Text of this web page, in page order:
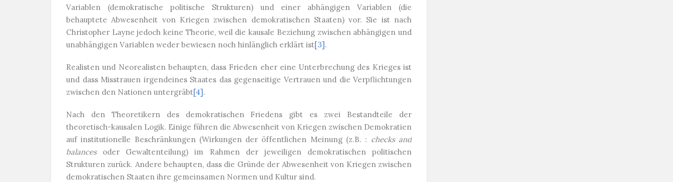
Variablen (demokratische politische Strukturen) und einer abhängigen Variablen (die
behauptete Abwesenheit von Kriegen zwischen demokratischen Staaten) vor. Sie ist nach
Christopher Layne jedoch keine Theorie, weil die kausale Beziehung zwischen abhängigen und
unabhängigen Variablen weder bewiesen noch hinlänglich erklärt ist[3].
Realisten und Neorealisten behaupten, dass Frieden eher eine Unterbrechung des Krieges ist
und dass Misstrauen irgendeines Staates das gegenseitige Vertrauen und die Verpflichtungen
zwischen den Nationen untergräbt[4].
Nach den Theoretikern des demokratischen Friedens gibt es zwei Bestandteile der
theoretisch-kausalen Logik. Einige führen die Abwesenheit von Kriegen zwischen Demokratien
auf institutionelle Beschränkungen (Wirkungen der öffentlichen Meinung (z.B. : checks and
balancesoder Gewaltenteilung) im Rahmen der jeweiligen demokratischen politischen
Strukturen zurück. Andere behaupten, dass die Gründe der Abwesenheit von Kriegen zwischen
demokratischen Staaten ihre gemeinsamen Normen und Kultur sind.